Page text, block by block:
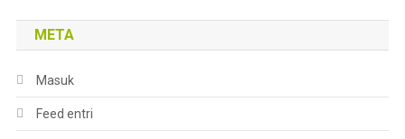
META
Masuk
Feed entri